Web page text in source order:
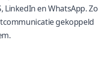
LinkedIn en WhatsApp. Zo
gekoppeld